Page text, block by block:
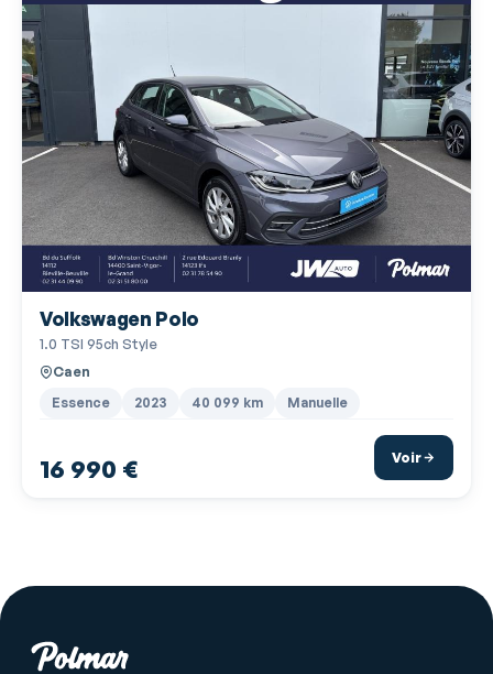
Porte-gobelets avant
Prise USB
Radar de stationnement AR
Radar de stationnement AV
Radio
Radio numérique DAB
Rangement sous siège passager avant
Régulateur de vitesse adaptatif
Rétroviseur intérieur électrochrome
Rétroviseurs dégivrants
Services connectés
Système de prévention des collisions
Volkswagen Polo
1.0 TSI 95ch Style
Caen
Essence 2023 40 099 km Manuelle
16 990 € Voir